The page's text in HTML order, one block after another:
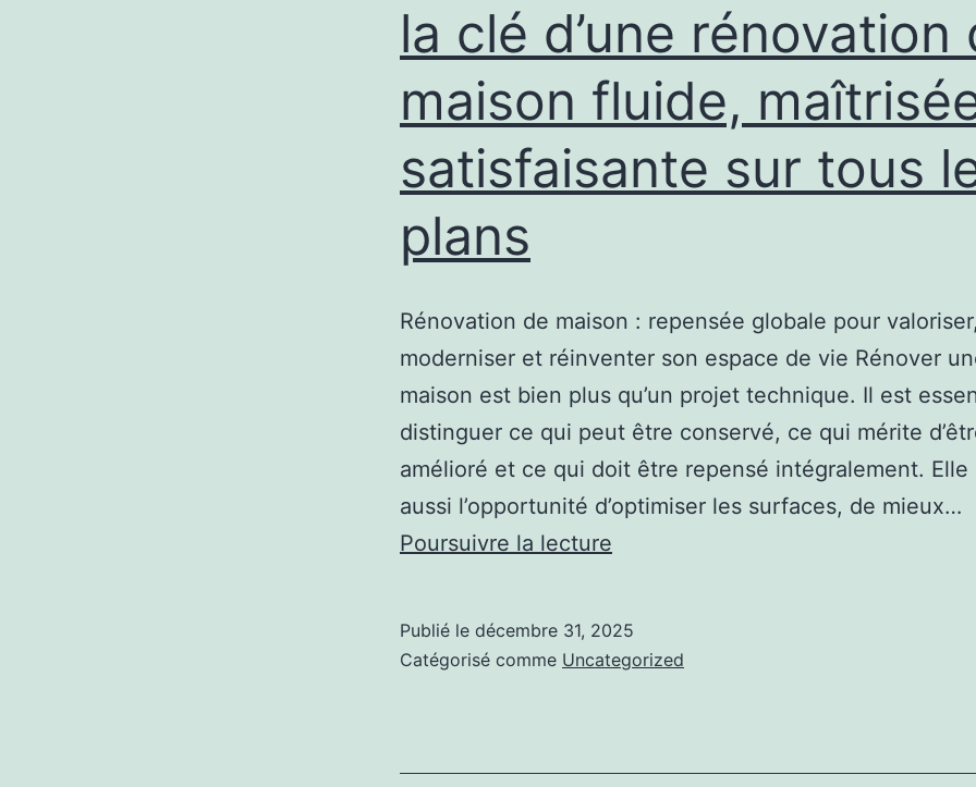
globale
cohérente
et
en
évitant
plus
fréquentes
chez
les
particuliers
la clé d’une rénovation
maison fluide,
satisfaisante sur tous
plans
Rénovation de maison : repensée globale pour
moderniser et réinventer son espace de vie Rénover
maison est bien plus qu’un projet technique. Il est
distinguer ce qui peut être conservé, ce qui mérite
amélioré et ce qui doit être repensé intégralement. Elle
aussi l’opportunité d’optimiser les surfaces, de mieux…
Poursuivre la lecture
bons
Publié le décembre 31, 2025
Catégorisé comme Uncategorized